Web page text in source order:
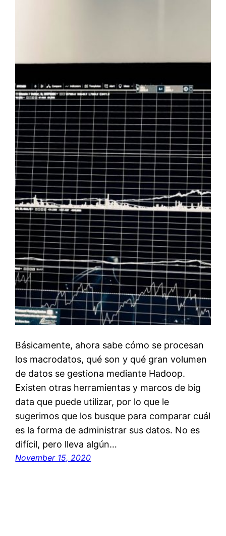
Básicamente, ahora sabe cómo se procesan
los macrodatos, qué son y qué gran volumen
de datos se gestiona mediante Hadoop.
Existen otras herramientas y marcos de big
data que puede utilizar, por lo que le
sugerimos que los busque para comparar cuál
es la forma de administrar sus datos. No es
difícil, pero lleva algún…
November 15, 2020